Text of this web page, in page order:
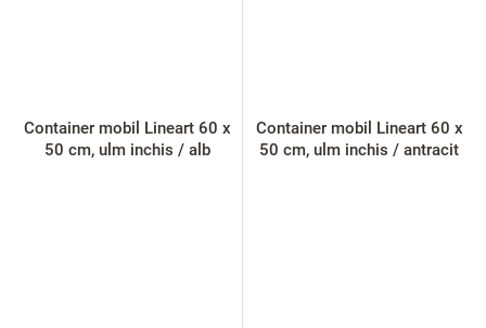
Container mobil Lineart 60 x
50 cm, ulm inchis / alb
Container mobil Lineart 60 x
50 cm, ulm inchis / antracit